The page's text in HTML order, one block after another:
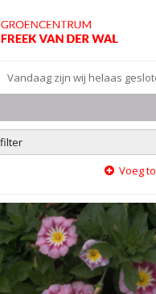
Vandaag zijn wij helaas
Voeg